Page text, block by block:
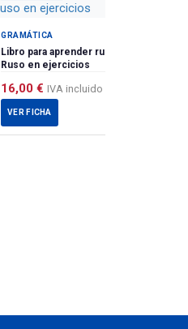
GRAMÁTICA
Libro para aprender ruso. El
Ruso en ejercicios
16,00 € IVA incluido
VER FICHA